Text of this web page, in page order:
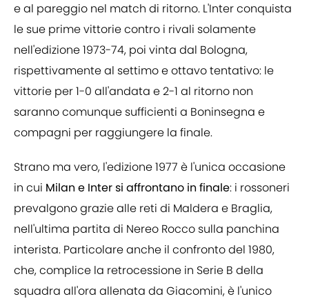
e al pareggio nel match di ritorno. L'Inter conquista
le sue prime vittorie contro i rivali solamente
nell'edizione 1973-74, poi vinta dal Bologna,
rispettivamente al settimo e ottavo tentativo: le
vittorie per 1-0 all'andata e 2-1 al ritorno non
saranno comunque sufficienti a Boninsegna e
compagni per raggiungere la finale.
Strano ma vero, l'edizione 1977 è l'unica occasione
in cui Milan e Inter si affrontano in finale: i rossoneri
prevalgono grazie alle reti di Maldera e Braglia,
nell'ultima partita di Nereo Rocco sulla panchina
interista. Particolare anche il confronto del 1980,
che, complice la retrocessione in Serie B della
squadra all'ora allenata da Giacomini, è l'unico